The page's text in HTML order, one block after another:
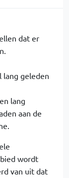
dat er
lang geleden
lang
aan de
wordt
van uit dat